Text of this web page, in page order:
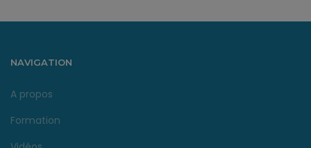
NAVIGATION
A propos
Formation